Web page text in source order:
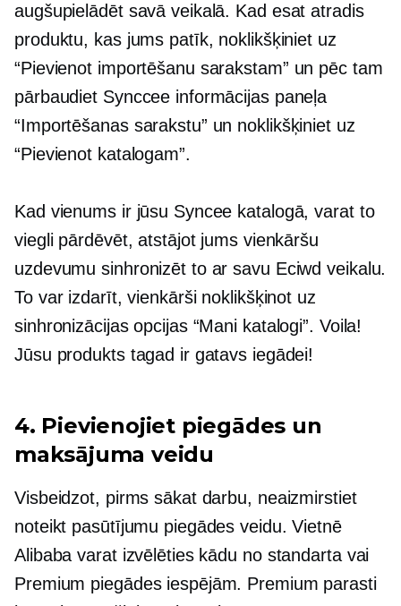
augšupielādēt savā veikalā. Kad esat atradis
produktu, kas jums patīk, noklikšķiniet uz
“Pievienot importēšanu sarakstam” un pēc tam
pārbaudiet Synccee informācijas paneļa
“Importēšanas sarakstu” un noklikšķiniet uz
“Pievienot katalogam”.
Kad vienums ir jūsu Syncee katalogā, varat to
viegli pārdēvēt, atstājot jums vienkāršu
uzdevumu sinhronizēt to ar savu Eciwd veikalu.
To var izdarīt, vienkārši noklikšķinot uz
sinhronizācijas opcijas “Mani katalogi”. Voila!
Jūsu produkts tagad ir gatavs iegādei!
4. Pievienojiet piegādes un
maksājuma veidu
Visbeidzot, pirms sākat darbu, neaizmirstiet
noteikt pasūtījumu piegādes veidu. Vietnē
Alibaba varat izvēlēties kādu no standarta vai
Premium piegādes iespējām. Premium parasti